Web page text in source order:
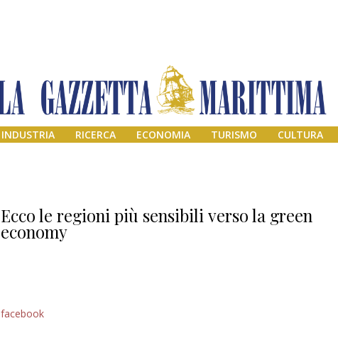
INDUSTRIA RICERCA ECONOMIA TURISMO CULTURA
Ecco le regioni più sensibili verso la green
economy
facebook